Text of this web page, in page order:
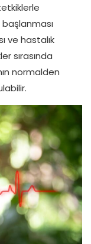
ve hastalık
sırasında
normalden